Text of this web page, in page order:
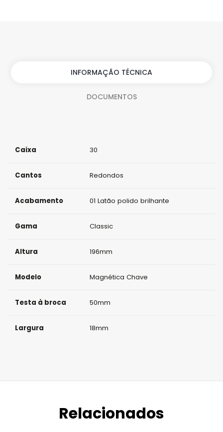
INFORMAÇÃO TÉCNICA
DOCUMENTOS
Caixa 30
Cantos Redondos
Acabamento 01 Latão polido brilhante
Gama Classic
Altura 196mm
Modelo Magnética Chave
Testa à broca 50mm
Largura 18mm
Relacionados